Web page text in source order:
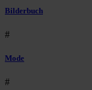
Bilderbuch
#
Mode
#